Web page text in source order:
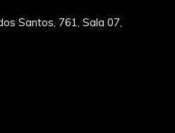
Santos, 761, Sala 07,